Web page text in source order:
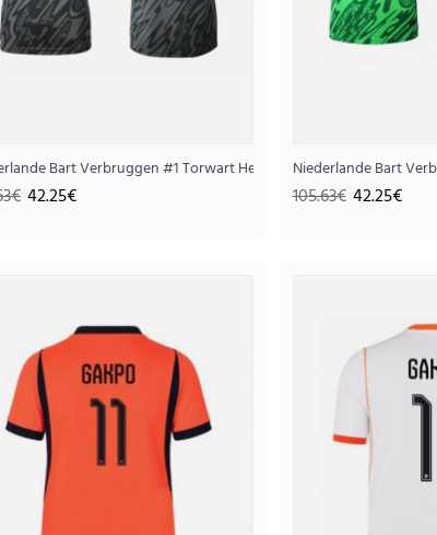
Torwart Heimtrikot WM 2026 Kurzarm
Bart Verbruggen #1 Torwart Heimtrikot WM 2026 Kurzarm
42.25€
Niederlande Bart
105.63€ 42.25€